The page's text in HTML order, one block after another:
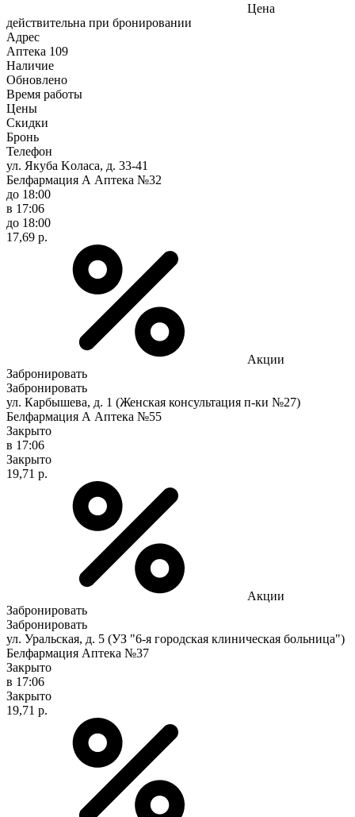
Цена
действительна при бронировании
Адрес
Аптека 109
Наличие
Обновлено
Время работы
Цены
Скидки
Бронь
Телефон
ул. Якуба Koлaca, д. 33-41
Белфармация А Аптека №32
до 18:00
в 17:06
до 18:00
17,69 р.
Акции
Забронировать
Забронировать
ул. Карбышева, д. 1 (Женская консультация п-ки №27)
Белфармация А Аптека №55
Закрыто
в 17:06
Закрыто
19,71 р.
Акции
Забронировать
Забронировать
ул. Уральская, д. 5 (УЗ "6-я городская клиническая больница")
Белфармация Аптека №37
Закрыто
в 17:06
Закрыто
19,71 р.